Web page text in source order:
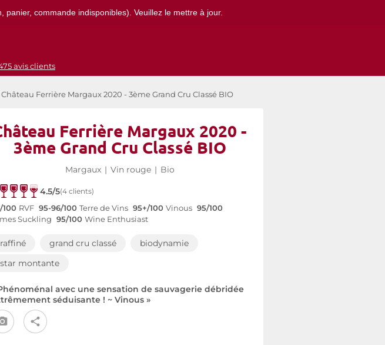
commande indisponibles). Veuillez le mettre à jour.
avis clients
Château Ferrière Margaux 2020 - 3ème Grand Cru Classé BIO
Ferrière Margaux 2020 -
3ème Grand Cru Classé BIO
Margaux | Vin rouge | Bio
4.5/5(4 clients)
100 RVF 95-96/100 Terre de Vins 95+/100 Vinous 95/100
Suckling 95/100 Wine Enthusiast
raffiné grand cru classé
biodynamie
star montante
avec une sensation de sauvagerie débridée
séduisante ! ~ Vinous »